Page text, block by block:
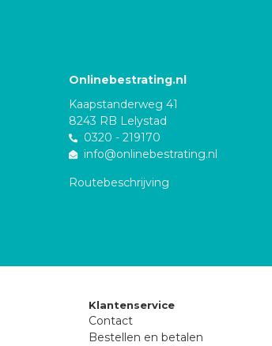
Onlinebestrating.nl
Kaapstanderweg 41
8243 RB Lelystad
0320 - 219170
info@onlinebestrating.nl
Routebeschrijving
Klantenservice
Contact
Bestellen en betalen